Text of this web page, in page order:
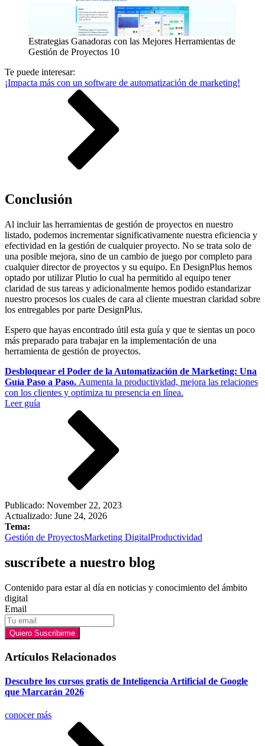
Estrategias Ganadoras con las Mejores Herramientas de
Gestión de Proyectos 10
Te puede interesar:
¡Impacta más con un software de automatización de marketing!
Conclusión
Al incluir las herramientas de gestión de proyectos en nuestro
listado, podemos incrementar significativamente nuestra eficiencia y
efectividad en la gestión de cualquier proyecto. No se trata solo de
una posible mejora, sino de un cambio de juego por completo para
cualquier director de proyectos y su equipo. En DesignPlus hemos
optado por utilizar Plutio lo cual ha permitido al equipo tener
claridad de sus tareas y adicionalmente hemos podido estandarizar
nuestro procesos los cuales de cara al cliente muestran claridad sobre
los entregables por parte DesignPlus.
Espero que hayas encontrado útil esta guía y que te sientas un poco
más preparado para trabajar en la implementación de una
herramienta de gestión de proyectos.
Desbloquear el Poder de la Automatización de Marketing: Una
Guía Paso a Paso. Aumenta la productividad, mejora las relaciones
con los clientes y optimiza tu presencia en línea.
Leer guía
Publicado: November 22, 2023
Actualizado: June 24, 2026
Tema:
Gestión de ProyectosMarketing DigitalProductividad
suscríbete a nuestro blog
Contenido para estar al día en noticias y conocimiento del ámbito
digital
Email
Quiero Suscribirme
Artículos Relacionados
Descubre los cursos gratis de Inteligencia Artificial de Google
que Marcarán 2026
conocer más